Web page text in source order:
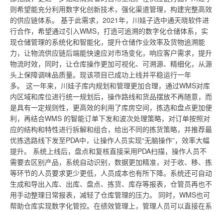
则希望能充分利用数字化创新技术，强化渠道管理，构建完整高效
的供应链体系。 基于此需求，2021年，川娃子选中通天晓软件进
行合作，希望通过引入WMS，打造可追溯的数字化仓储体系，实
现仓储管理的系统化和智能化，提升仓储作业效率及货物追溯能
力，让物流供应链后端能快速应对市场变化，响应客户需求，提升
物流时效，同时，让仓库操作更加可视化、可溯源、精细化，从源
头上保障调味品质量。现该项目已成功上线并平稳运行一年
多。 这一年来，川娃子库内规划和管理更加合理，通过WMS对库
内区域和库位进行统一规划后，操作路线和货品摆放不再随意，而
是具有一定规则性，更高效的利用了库房空间，拣选和盘点更加便
利，再结合WMS 的智能订单下发和波次处理策略，对订单按照对
应的结构和特性进行拆解和组合，给出不同的拣货策略，并推荐最
优拣选路线下发至PDA中，让操作人员实现“无脑操作”，效率大幅
提升。 系统上线后，盘点和复核直接采用PDA扫描，操作人员不
需要去区别产品，系统自动识别，数据更加精准，对于收、移、拣
等环节的人员要求更少更低，人员成本也有所下降。系统还可自动
生成和导出入库、出库、盘点、拣货、库存等报表，仓管员再也不
用手动整理日常报表，减轻了仓库管理的压力。 同时，WMS也可
帮助仓库实现数字化管控。在绩效管理上，管理人员可以直接在系